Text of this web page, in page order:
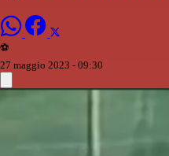
⚽️
27 maggio 2023 - 09:30